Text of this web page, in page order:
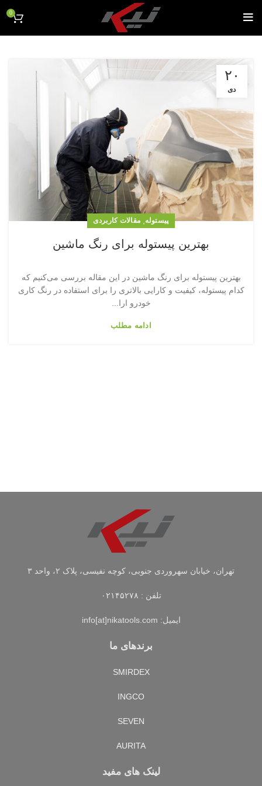
0
۲۰
دی
پیستوله, مقالات کاربردی
بهترین پیستوله برای رنگ ماشین
بهترین پیستوله برای رنگ ماشین در این مقاله بررسی می‌کنیم که
کدام پیستوله، کیفیت و کارایی بالاتری را برای استفاده در رنگ کاری
خودرو ارا...
ادامه مطلب
تهران، خیابان سهروردی جنوبی، کوچه نفیسی، پلاک ۲، واحد ۳
تلفن : ۰۲۱۴۵۲۷۸
ایمیل: info[at]nikatools.com
برندهای ما
SMIRDEX
INGCO
SEVEN
AURITA
لینک های مفید